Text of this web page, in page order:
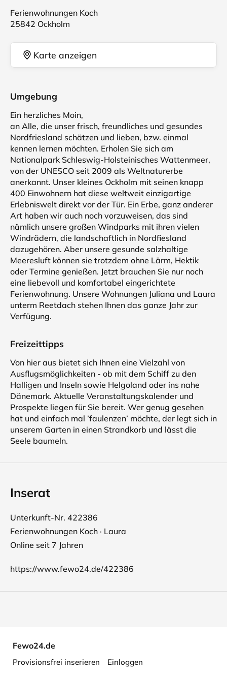
Ferienwohnungen Koch
25842 Ockholm
Karte anzeigen
Umgebung
Ein herzliches Moin,
an Alle, die unser frisch, freundliches und gesundes
Nordfriesland schätzen und lieben, bzw. einmal
kennen lernen möchten. Erholen Sie sich am
Nationalpark Schleswig-Holsteinisches Wattenmeer,
von der UNESCO seit 2009 als Weltnaturerbe
anerkannt. Unser kleines Ockholm mit seinen knapp
400 Einwohnern hat diese weltweit einzigartige
Erlebniswelt direkt vor der Tür. Ein Erbe, ganz anderer
Art haben wir auch noch vorzuweisen, das sind
nämlich unsere großen Windparks mit ihren vielen
Windrädern, die landschaftlich in Nordfiesland
dazugehören. Aber unsere gesunde salzhaltige
Meeresluft können sie trotzdem ohne Lärm, Hektik
oder Termine genießen. Jetzt brauchen Sie nur noch
eine liebevoll und komfortabel eingerichtete
Ferienwohnung. Unsere Wohnungen Juliana und Laura
unterm Reetdach stehen Ihnen das ganze Jahr zur
Verfügung.
Freizeittipps
Von hier aus bietet sich Ihnen eine Vielzahl von
Ausflugsmöglichkeiten - ob mit dem Schiff zu den
Halligen und Inseln sowie Helgoland oder ins nahe
Dänemark. Aktuelle Veranstaltungskalender und
Prospekte liegen für Sie bereit. Wer genug gesehen
hat und einfach mal ’faulenzen’ möchte, der legt sich in
unserem Garten in einen Strandkorb und lässt die
Seele baumeln.
Inserat
Unterkunft-Nr. 422386
Ferienwohnungen Koch · Laura
Online seit 7 Jahren
https://www.fewo24.de/422386
Fewo24.de
Provisionsfrei inserieren
Einloggen